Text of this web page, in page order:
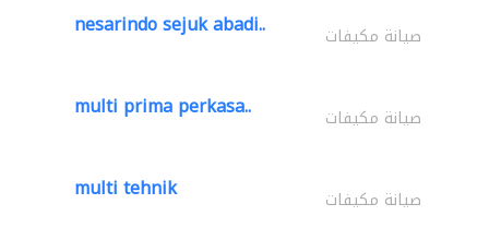
nesarindo sejuk abadi.. صيانة مكيفات
multi prima perkasa.. صيانة مكيفات
multi tehnik صيانة مكيفات